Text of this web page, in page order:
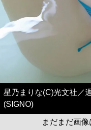
星乃まりな(C)光文社／
(SIGNO)
まだまだ画像